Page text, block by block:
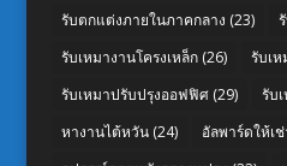
รับตกแต่งภายในภาคกลาง (23)
รับเหมางานโครงเหล็ก(26) รับเ
รับเหมาปรับปรุงออฟฟิศ(29) รับ
หางานไต้หวัน(24) อัลพาร์ดให้เช่